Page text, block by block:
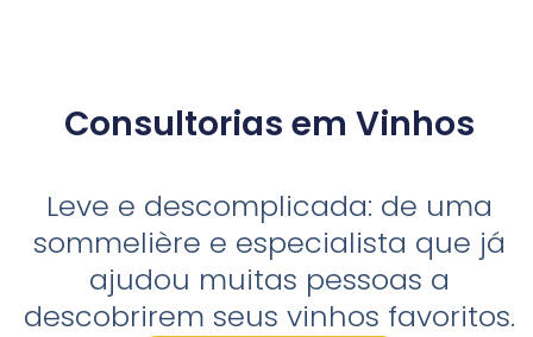
Consultorias em Vinhos
Leve e descomplicada: de uma
sommelière e especialista que já
ajudou muitas pessoas a
descobrirem seus vinhos favoritos.